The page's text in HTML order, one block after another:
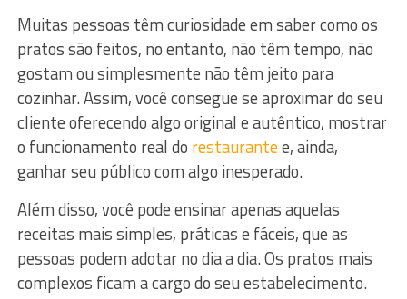
Muitas pessoas têm curiosidade em saber como os
pratos são feitos, no entanto, não têm tempo, não
gostam ou simplesmente não têm jeito para
cozinhar. Assim, você consegue se aproximar do seu
cliente oferecendo algo original e autêntico, mostrar
o funcionamento real do restaurantee, ainda,
ganhar seu público com algo inesperado.
Além disso, você pode ensinar apenas aquelas
receitas mais simples, práticas e fáceis, que as
pessoas podem adotar no dia a dia. Os pratos mais
complexos ficam a cargo do seu estabelecimento.